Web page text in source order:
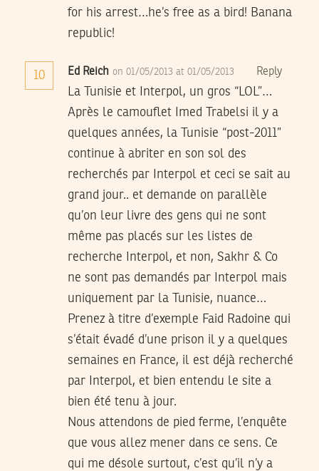
for his arrest…he’s free as a bird! Banana
republic!
10 Ed Reich on 01/05/2013 at 01/05/2013 Reply
La Tunisie et Interpol, un gros “LOL”…
Après le camouflet Imed Trabelsi il y a
quelques années, la Tunisie “post-2011”
continue à abriter en son sol des
recherchés par Interpol et ceci se sait au
grand jour.. et demande on parallèle
qu’on leur livre des gens qui ne sont
même pas placés sur les listes de
recherche Interpol, et non, Sakhr & Co
ne sont pas demandés par Interpol mais
uniquement par la Tunisie, nuance…
Prenez à titre d’exemple Faid Radoine qui
s’était évadé d’une prison il y a quelques
semaines en France, il est déjà recherché
par Interpol, et bien entendu le site a
bien été tenu à jour.
Nous attendons de pied ferme, l’enquête
que vous allez mener dans ce sens. Ce
qui me désole surtout, c’est qu’il n’y a